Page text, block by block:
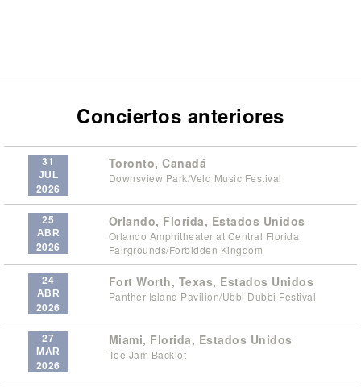
Conciertos anteriores
31
JUL
2026
Toronto, Canadá
Downsview Park/Veld Music Festival
25
ABR
2026
Orlando, Florida, Estados Unidos
Orlando Amphitheater at Central Florida
Fairgrounds/Forbidden Kingdom
24
ABR
2026
Fort Worth, Texas, Estados Unidos
Panther Island Pavilion/Ubbi Dubbi Festival
27
MAR
2026
Miami, Florida, Estados Unidos
Toe Jam Backlot